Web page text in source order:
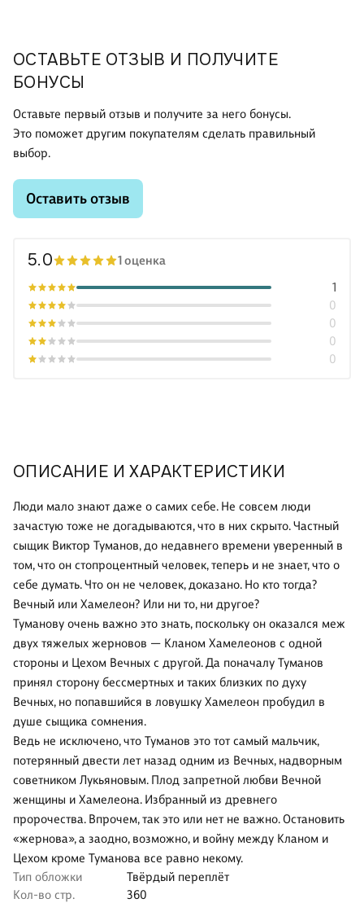
ОПИСАНИЕ И ХАРАКТЕРИСТИКИ
Люди мало знают даже о самих себе. Не совсем люди
зачастую тоже не догадываются, что в них скрыто. Частный
сыщик Виктор Туманов, до недавнего времени уверенный в
том, что он стопроцентный человек, теперь и не знает, что о
себе думать. Что он не человек, доказано. Но кто тогда?
Вечный или Хамелеон? Или ни то, ни другое?
Туманову очень важно это знать, поскольку он оказался меж
двух тяжелых жерновов — Кланом Хамелеонов с одной
стороны и Цехом Вечных с другой. Да поначалу Туманов
принял сторону бессмертных и таких близких по духу
Вечных, но попавшийся в ловушку Хамелеон пробудил в
душе сыщика сомнения.
Ведь не исключено, что Туманов это тот самый мальчик,
потерянный двести лет назад одним из Вечных, надворным
советником Лукьяновым. Плод запретной любви Вечной
женщины и Хамелеона. Избранный из древнего
пророчества. Впрочем, так это или нет не важно. Остановить
«жернова», а заодно, возможно, и войну между Кланом и
Цехом кроме Туманова все равно некому.
Тип обложки
Твёрдый переплёт
Кол-во стр.
360
ОСТАВЬТЕ ОТЗЫВ И ПОЛУЧИТЕ
БОНУСЫ
Оставьте первый отзыв и получите за него бонусы.
Это поможет другим покупателям сделать правильный
выбор.
Оставить отзыв
5.0 1 оценка
0
0
0
0
1